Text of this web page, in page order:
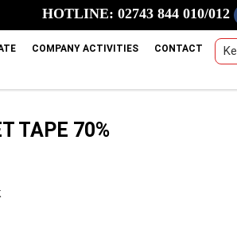
HOTLINE: 02743 844 010/012
COMPANY ACTIVITIES CONTACT
TAPE 70%